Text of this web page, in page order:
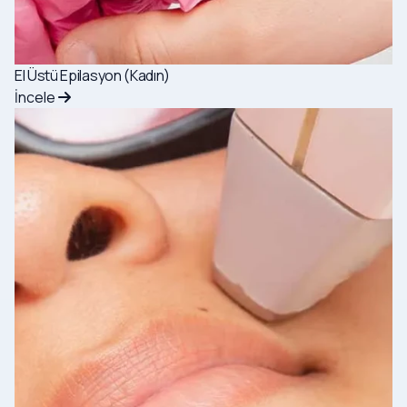
El Üstü Epilasyon (Kadın)
İncele